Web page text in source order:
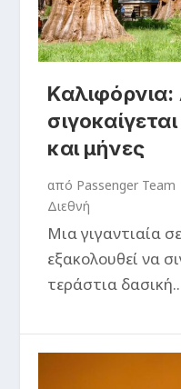
Καλιφόρνια:
και μήνες
από Passenger Team
Διεθνή
Μια γιγαντιαία
εξακολουθεί να
τεράστια